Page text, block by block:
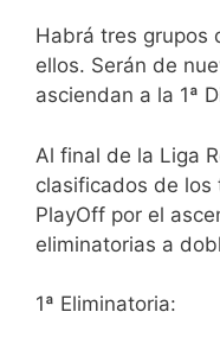
Habrá tres grupos
ellos. Serán de
asciendan a la 1ª
Al final de la Liga
clasificados de los
PlayOff por el
eliminatorias a
1ª Eliminatoria: